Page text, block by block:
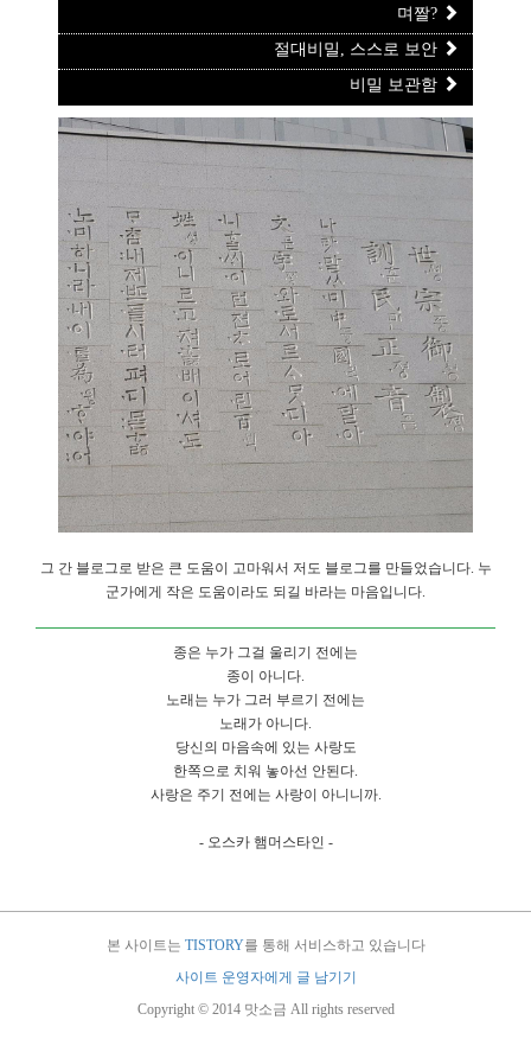
며짤?
절대비밀, 스스로 보안
비밀 보관함
그 간 블로그로 받은 큰 도움이 고마워서 저도 블로그를 만들었습니다. 누
군가에게 작은 도움이라도 되길 바라는 마음입니다.
종은 누가 그걸 울리기 전에는
종이 아니다.
노래는 누가 그러 부르기 전에는
노래가 아니다.
당신의 마음속에 있는 사랑도
한쪽으로 치워 놓아선 안된다.
사랑은 주기 전에는 사랑이 아니니까.
- 오스카 햄머스타인 -
본 사이트는 TISTORY를 통해 서비스하고 있습니다
사이트 운영자에게 글 남기기
Copyright © 2014 맛소금 All rights reserved